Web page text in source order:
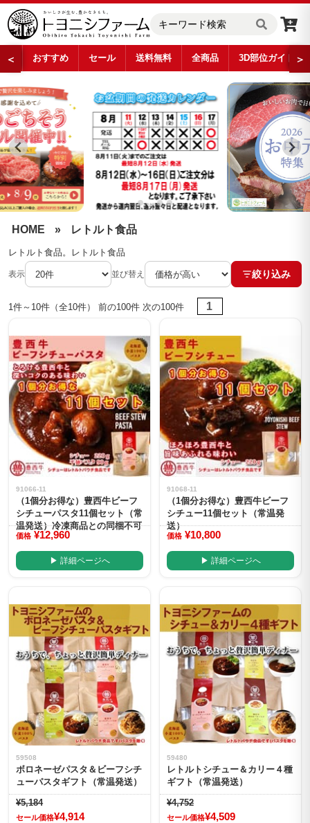
＜ おすすめ セール 送料無料 全商品 3D部位ガイド ＞
レトルト食品
HOME » レトルト食品
レトルト食品。レトルト食品
表示 並び替え 絞り込み
1件～10件（全10件） 前の100件 次の100件 1
91066-11
（1個分お得な）豊西牛ビーフ
シチューパスタ11個セット（常
温発送）冷凍商品との同梱不可
価格 ¥12,960
▶ 詳細ページへ
91068-11
（1個分お得な）豊西牛ビーフ
シチュー11個セット（常温発
送）
価格 ¥10,800
▶ 詳細ページへ
59508
ボロネーゼパスタ＆ビーフシチ
ューパスタギフト（常温発送）
¥5,184
セール価格¥4,914
59480
レトルトシチュー＆カリー４種
ギフト（常温発送）
¥4,752
セール価格¥4,509